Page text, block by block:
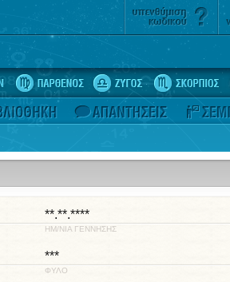
**.**.****
ΗΜ/ΝΙΑ ΓΕΝΝΗΣΗΣ
***
ΦΥΛΟ